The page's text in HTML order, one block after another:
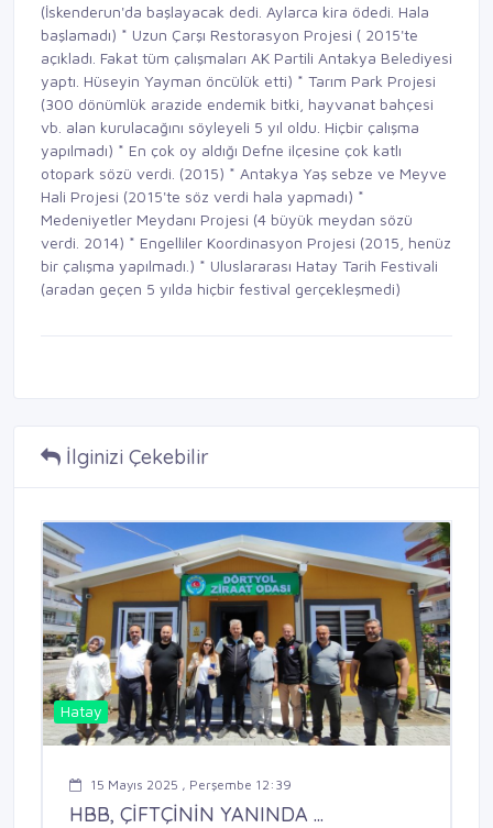
(İskenderun'da başlayacak dedi. Aylarca kira ödedi. Hala
başlamadı) * Uzun Çarşı Restorasyon Projesi ( 2015'te
açıkladı. Fakat tüm çalışmaları AK Partili Antakya Belediyesi
yaptı. Hüseyin Yayman öncülük etti) * Tarım Park Projesi
(300 dönümlük arazide endemik bitki, hayvanat bahçesi
vb. alan kurulacağını söyleyeli 5 yıl oldu. Hiçbir çalışma
yapılmadı) * En çok oy aldığı Defne ilçesine çok katlı
otopark sözü verdi. (2015) * Antakya Yaş sebze ve Meyve
Hali Projesi (2015'te söz verdi hala yapmadı) *
Medeniyetler Meydanı Projesi (4 büyük meydan sözü
verdi. 2014) * Engelliler Koordinasyon Projesi (2015, henüz
bir çalışma yapılmadı.) * Uluslararası Hatay Tarih Festivali
(aradan geçen 5 yılda hiçbir festival gerçekleşmedi)
İlginizi Çekebilir
Hatay
15 Mayıs 2025 , Perşembe 12:39
HBB, ÇİFTÇİNİN YANINDA ...